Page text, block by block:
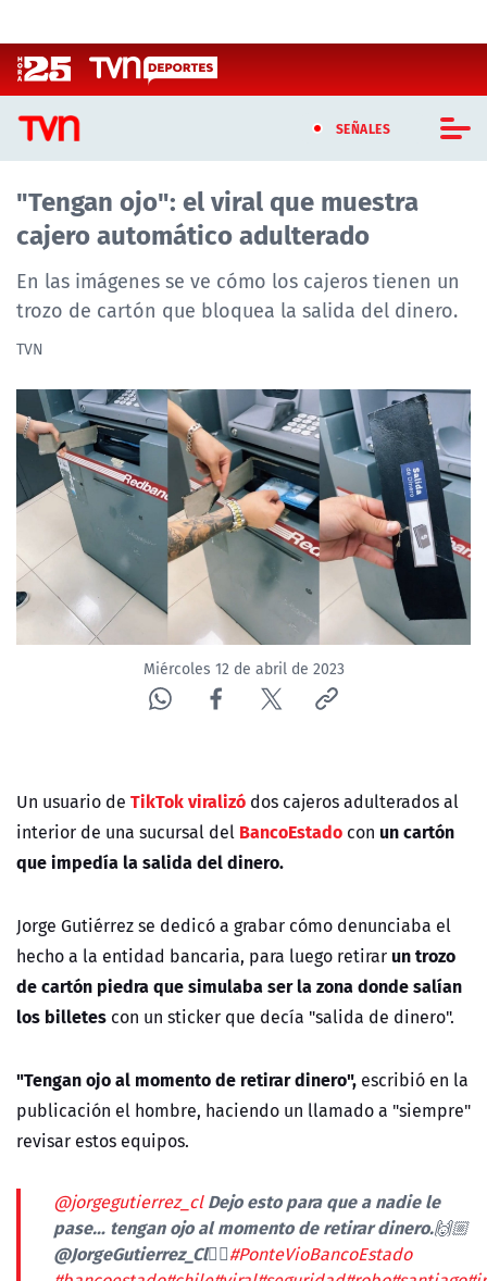
SEÑALES
CASTING MASTERCHEF CHILE
CASTING TVN VERTICAL
TVN VERTICAL
TVN PLAY
PROGRAMAS
TELESERIES
NTV
ACTUALIDAD Y TENDENCIAS
CORPORATIVO Y TRANSPARENCIA
CANAL DE DENUNCIAS
"Tengan ojo": el viral que muestra
cajero automático adulterado
En las imágenes se ve cómo los cajeros tienen un
trozo de cartón que bloquea la salida del dinero.
TVN
Miércoles 12 de abril de 2023
Un usuario de TikTokviralizó dos cajeros adulterados al
interior de una sucursal del BancoEstado con un cartón
que impedía la salida del dinero.
Jorge Gutiérrez se dedicó a grabar cómo denunciaba el
hecho a la entidad bancaria, para luego retirar un trozo
de cartón piedra que simulaba ser la zona donde salían
los billetes con un sticker que decía "salida de dinero".
"Tengan ojo al momento de retirar dinero", escribió en la
publicación el hombre, haciendo un llamado a "siempre"
revisar estos equipos.
@jorgegutierrez_clDejo esto para que a nadie le
pase… tengan ojo al momento de retirar dinero.🙌🏼
@JorgeGutierrez_Cl❤️‍🔥#PonteVioBancoEstado